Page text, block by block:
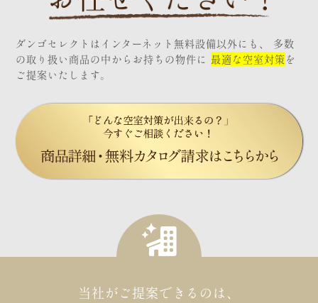
ダンゴセレクトはインターネット無料設備以外にも、
多数
の取り扱い商品の中からお持ちの物件に 最適な空室対策を
ご提案いたします。
当社がご提案できるのは、